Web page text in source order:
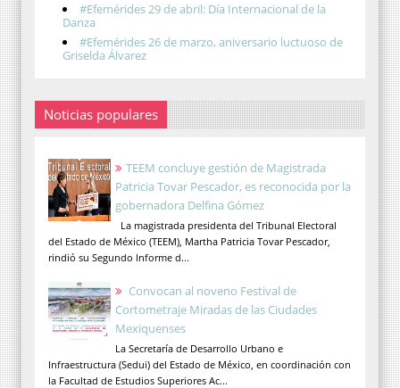
#Efemérides 29 de abril: Día Internacional de la
Danza
#Efemérides 26 de marzo, aniversario luctuoso de
Griselda Álvarez
Noticias populares
TEEM concluye gestión de Magistrada
Patricia Tovar Pescador, es reconocida por la
gobernadora Delfina Gómez
La magistrada presidenta del Tribunal Electoral
del Estado de México (TEEM), Martha Patricia Tovar Pescador,
rindió su Segundo Informe d...
Convocan al noveno Festival de
Cortometraje Miradas de las Ciudades
Mexiquenses
La Secretaría de Desarrollo Urbano e
Infraestructura (Sedui) del Estado de México, en coordinación con
la Facultad de Estudios Superiores Ac...